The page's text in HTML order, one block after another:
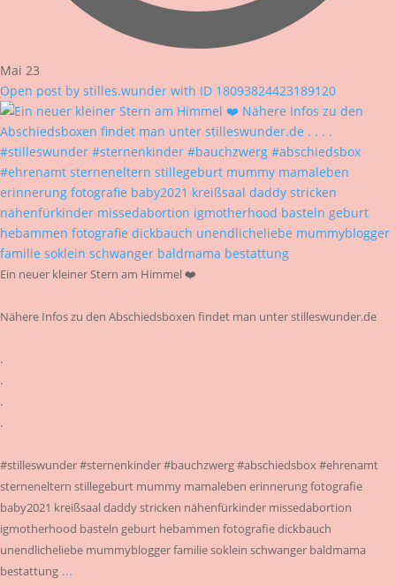
Mai 23
Open post by stilles.wunder with ID 18093824423189120
Ein neuer kleiner Stern am Himmel ❤️
Nähere Infos zu den Abschiedsboxen findet man unter stilleswunder.de
.
.
.
.
#stilleswunder #sternenkinder #bauchzwerg #abschiedsbox #ehrenamt
sterneneltern stillegeburt mummy mamaleben erinnerung fotografie
baby2021 kreißsaal daddy stricken nähenfürkinder missedabortion
igmotherhood basteln geburt hebammen fotografie dickbauch
unendlicheliebe mummyblogger familie soklein schwanger baldmama
bestattung ...